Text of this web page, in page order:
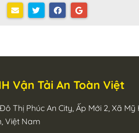
Vận Tải An Toàn Việt
Thị Phúc An City, Ấp Mới 2, Xã
Việt Nam